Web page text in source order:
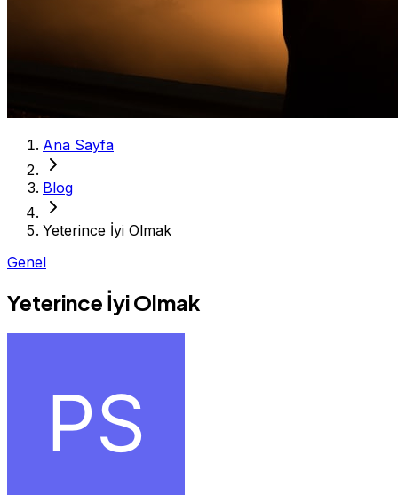
Ana Sayfa
Blog
Yeterince İyi Olmak
Genel
Yeterince İyi Olmak